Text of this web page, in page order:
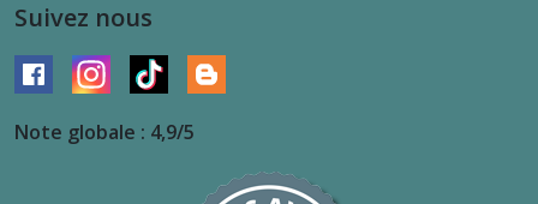
Suivez nous
Note globale : 4,9/5